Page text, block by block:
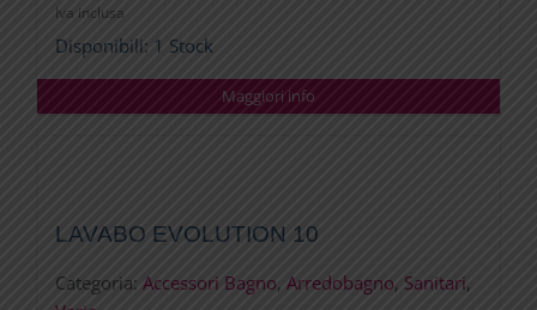
Iva inclusa
Disponibili: 1 Stock
Maggiori info
LAVABO EVOLUTION 10
Categoria: Accessori Bagno, Arredobagno, Sanitari,